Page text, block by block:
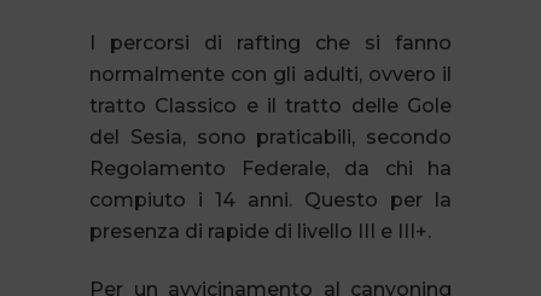
I percorsi di rafting che si fanno
normalmente con gli adulti, ovvero il
tratto Classico e il tratto delle Gole
del Sesia, sono praticabili, secondo
Regolamento Federale, da chi ha
compiuto i 14 anni. Questo per la
presenza di rapide di livello III e III+.
Per un avvicinamento al canyoning